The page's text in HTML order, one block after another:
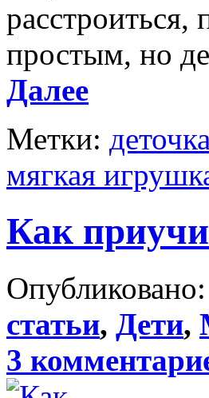
расстроиться,
простым, но
Далее
Метки: деточка
мягкая
Как
статьи, Дети,
3